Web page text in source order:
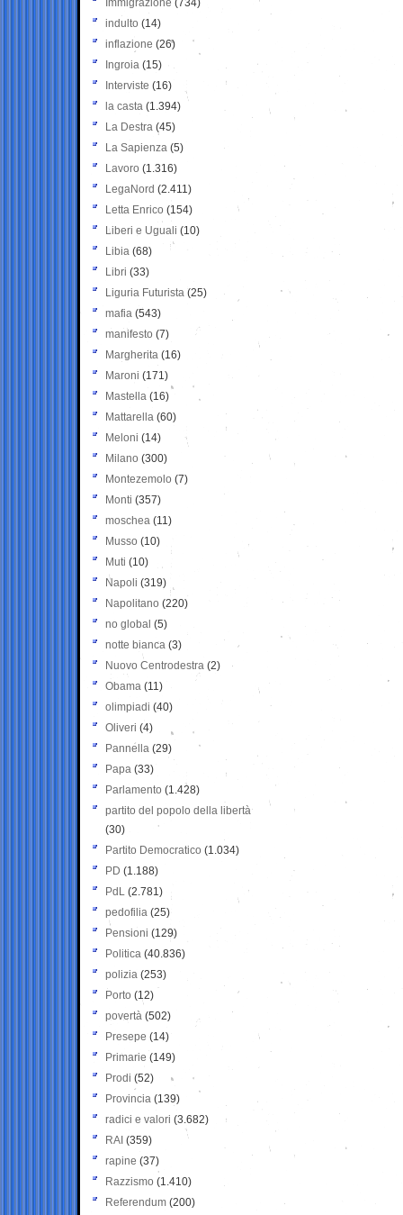
Immigrazione (734)
indulto (14)
inflazione (26)
Ingroia (15)
Interviste (16)
la casta (1.394)
La Destra (45)
La Sapienza (5)
Lavoro (1.316)
LegaNord (2.411)
Letta Enrico (154)
Liberi e Uguali (10)
Libia (68)
Libri (33)
Liguria Futurista (25)
mafia (543)
manifesto (7)
Margherita (16)
Maroni (171)
Mastella (16)
Mattarella (60)
Meloni (14)
Milano (300)
Montezemolo (7)
Monti (357)
moschea (11)
Musso (10)
Muti (10)
Napoli (319)
Napolitano (220)
no global (5)
notte bianca (3)
Nuovo Centrodestra (2)
Obama (11)
olimpiadi (40)
Oliveri (4)
Pannella (29)
Papa (33)
Parlamento (1.428)
partito del popolo della libertà
(30)
Partito Democratico (1.034)
PD (1.188)
PdL (2.781)
pedofilia (25)
Pensioni (129)
Politica (40.836)
polizia (253)
Porto (12)
povertà (502)
Presepe (14)
Primarie (149)
Prodi (52)
Provincia (139)
radici e valori (3.682)
RAI (359)
rapine (37)
Razzismo (1.410)
Referendum (200)